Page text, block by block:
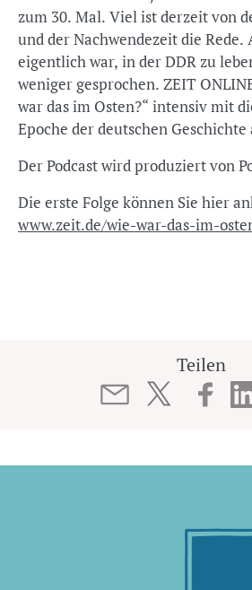
zum 30. Mal. Viel ist derzeit von
und der Nachwendezeit die Rede.
eigentlich war, in der DDR zu
weniger gesprochen. ZEIT
war das im Osten?“ intensiv mit
Epoche der deutschen
Der Podcast wird produziert von
Die erste Folge können Sie hier
www.zeit.de/wie-war-das-im-
Teilen